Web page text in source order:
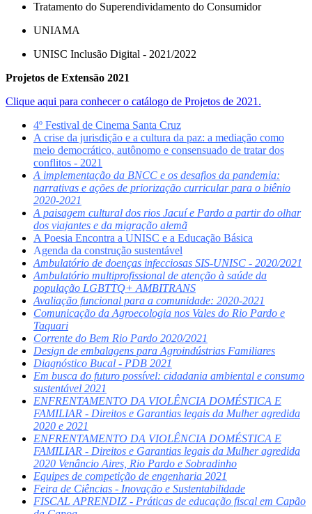
Tratamento do Superendividamento do Consumidor
UNIAMA
UNISC Inclusão Digital - 2021/2022
Projetos de Extensão 2021
Clique aqui para conhecer o catálogo de Projetos de 2021.
4º Festival de Cinema Santa Cruz
A crise da jurisdição e a cultura da paz: a mediação como
meio democrático, autônomo e consensuado de tratar dos
conflitos - 2021
A implementação da BNCC e os desafios da pandemia:
narrativas e ações de priorização curricular para o biênio
2020-2021
A paisagem cultural dos rios Jacuí e Pardo a partir do olhar
dos viajantes e da migração alemã
A Poesia Encontra a UNISC e a Educação Básica
Agenda da construção sustentável
Ambulatório de doenças infecciosas SIS-UNISC - 2020/2021
Ambulatório multiprofissional de atenção à saúde da
população LGBTTQ+ AMBITRANS
Avaliação funcional para a comunidade: 2020-2021
Comunicação da Agroecologia nos Vales do Rio Pardo e
Taquari
Corrente do Bem Rio Pardo 2020/2021
Design de embalagens para Agroindústrias Familiares
Diagnóstico Bucal - PDB 2021
Em busca do futuro possível: cidadania ambiental e consumo
sustentável 2021
ENFRENTAMENTO DA VIOLÊNCIA DOMÉSTICA E
FAMILIAR - Direitos e Garantias legais da Mulher agredida
2020 e 2021
ENFRENTAMENTO DA VIOLÊNCIA DOMÉSTICA E
FAMILIAR - Direitos e Garantias legais da Mulher agredida
2020 Venâncio Aires, Rio Pardo e Sobradinho
Equipes de competição de engenharia 2021
Feira de Ciências - Inovação e Sustentabilidade
FISCAL APRENDIZ - Práticas de educação fiscal em Capão